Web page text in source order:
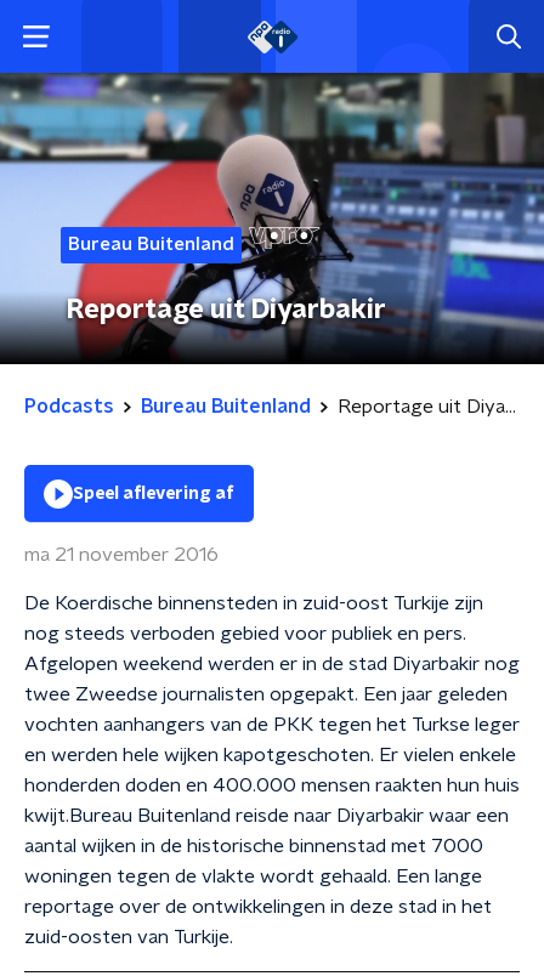
Bureau Buitenland
Reportage uit Diyarbakir
Podcasts Bureau Buitenland Reportage uit Diyarbakir
Speel aflevering af
ma 21 november 2016
De Koerdische binnensteden in zuid-oost Turkije zijn
nog steeds verboden gebied voor publiek en pers.
Afgelopen weekend werden er in de stad Diyarbakir nog
twee Zweedse journalisten opgepakt. Een jaar geleden
vochten aanhangers van de PKK tegen het Turkse leger
en werden hele wijken kapotgeschoten. Er vielen enkele
honderden doden en 400.000 mensen raakten hun huis
kwijt.Bureau Buitenland reisde naar Diyarbakir waar een
aantal wijken in de historische binnenstad met 7000
woningen tegen de vlakte wordt gehaald. Een lange
reportage over de ontwikkelingen in deze stad in het
zuid-oosten van Turkije.